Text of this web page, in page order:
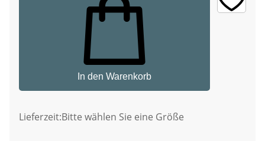
In den Warenkorb
Lieferzeit:Bitte wählen Sie eine Größe